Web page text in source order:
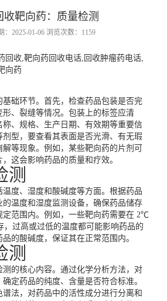
收靶向药：质量检测
：2025-01-06 浏览次数：1159
回收,靶向药回收电话,回收肿瘤药电话,
向药
础环节。首先，检查药品包装是否完
、裂缝等情况。包装上的标签应清
称、规格、生产日期、有效期等重要信
型，要查看其表面是否光滑、有无瑕
等现象。例如，某些靶向药的片剂可
这会影响药品的质量和疗效。
测
度、湿度和酸碱度等方面。根据药品
的温度和湿度监测设备，确保药品储存
定范围内。例如，一些靶向药需要在 2℃
过高或过低的温度都可能影响药品的
的酸碱度，保证其在正常范围内。
测
的核心内容。通过化学分析方法，对
定药品的纯度、含量是否符合标准。
法，对药品中的活性成分进行分离和